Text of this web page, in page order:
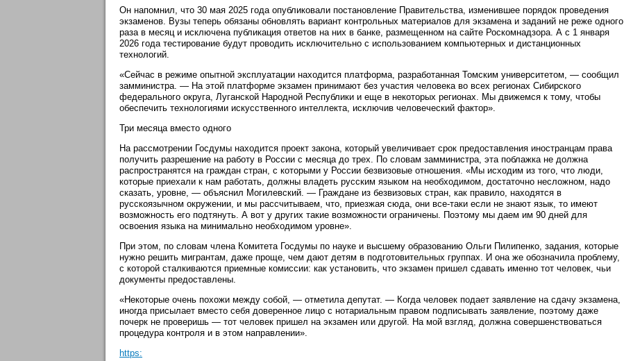
Он напомнил, что 30 мая 2025 года опубликовали постановление Правительства, изменившее порядок проведения
экзаменов. Вузы теперь обязаны обновлять вариант контрольных материалов для экзамена и заданий не реже одного
раза в месяц и исключена публикация ответов на них в банке, размещенном на сайте Роскомнадзора. А с 1 января
2026 года тестирование будут проводить исключительно с использованием компьютерных и дистанционных
технологий.
«Сейчас в режиме опытной эксплуатации находится платформа, разработанная Томским университетом, — сообщил
замминистра. — На этой платформе экзамен принимают без участия человека во всех регионах Сибирского
федерального округа, Луганской Народной Республики и еще в некоторых регионах. Мы движемся к тому, чтобы
обеспечить технологиями искусственного интеллекта, исключив человеческий фактор».
Три месяца вместо одного
На рассмотрении Госдумы находится проект закона, который увеличивает срок предоставления иностранцам права
получить разрешение на работу в России с месяца до трех. По словам замминистра, эта поблажка не должна
распространятся на граждан стран, с которыми у России безвизовые отношения. «Мы исходим из того, что люди,
которые приехали к нам работать, должны владеть русским языком на необходимом, достаточно несложном, надо
сказать, уровне, — объяснил Могилевский. — Граждане из безвизовых стран, как правило, находятся в
русскоязычном окружении, и мы рассчитываем, что, приезжая сюда, они все-таки если не знают язык, то имеют
возможность его подтянуть. А вот у других такие возможности ограничены. Поэтому мы даем им 90 дней для
освоения языка на минимально необходимом уровне».
При этом, по словам члена Комитета Госдумы по науке и высшему образованию Ольги Пилипенко, задания, которые
нужно решить мигрантам, даже проще, чем дают детям в подготовительных группах. И она же обозначила проблему,
с которой сталкиваются приемные комиссии: как установить, что экзамен пришел сдавать именно тот человек, чьи
документы предоставлены.
«Некоторые очень похожи между собой, — отметила депутат. — Когда человек подает заявление на сдачу экзамена,
иногда присылает вместо себя доверенное лицо с нотариальным правом подписывать заявление, поэтому даже
почерк не проверишь — тот человек пришел на экзамен или другой. На мой взгляд, должна совершенствоваться
процедура контроля и в этом направлении».
https: